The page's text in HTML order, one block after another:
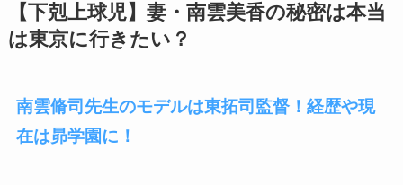
【下剋上球児】妻・南雲美香の秘密は本当
は東京に行きたい？
南雲脩司先生のモデルは東拓司監督！経歴や現
在は昴学園に！